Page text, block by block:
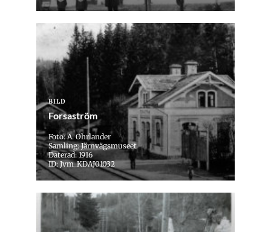
BILD
Forsaström
Foto: A. Ohrlander
Samling: Järnvägsmuseet
Daterad: 1916
ID: Jvm_KDAJ01032